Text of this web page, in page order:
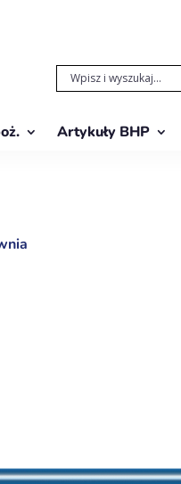
Artykuły BHP